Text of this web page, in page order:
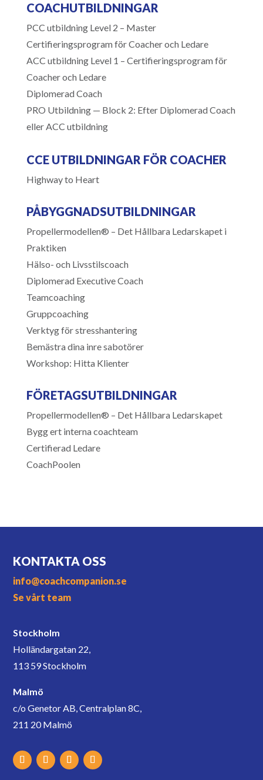
COACHUTBILDNINGAR
PCC utbildning Level 2 – Master
Certifieringsprogram för Coacher och Ledare
ACC utbildning Level 1 – Certifieringsprogram för
Coacher och Ledare
Diplomerad Coach
PRO Utbildning — Block 2: Efter Diplomerad Coach
eller ACC utbildning
CCE UTBILDNINGAR FÖR COACHER
Highway to Heart
PÅBYGGNADSUTBILDNINGAR
Propellermodellen® – Det Hållbara Ledarskapet i
Praktiken
Hälso- och Livsstilscoach
Diplomerad Executive Coach
Teamcoaching
Gruppcoaching
Verktyg för stresshantering
Bemästra dina inre sabotörer
Workshop: Hitta Klienter
FÖRETAGSUTBILDNINGAR
Propellermodellen® – Det Hållbara Ledarskapet
Bygg ert interna coachteam
Certifierad Ledare
CoachPoolen
KONTAKTA OSS
info@coachcompanion.se
Se vårt team
Stockholm
Holländargatan 22,
113 59 Stockholm
Malmö
c/o Genetor AB, Centralplan 8C,
211 20 Malmö